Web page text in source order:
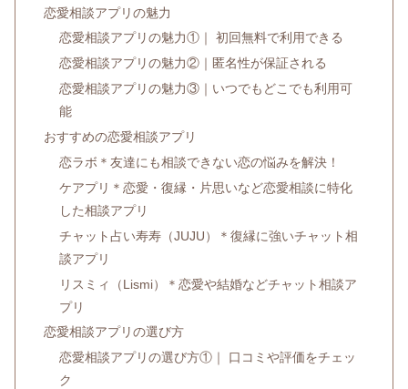
恋愛相談アプリの魅力
恋愛相談アプリの魅力①｜ 初回無料で利用できる
恋愛相談アプリの魅力②｜匿名性が保証される
恋愛相談アプリの魅力③｜いつでもどこでも利用可
能
おすすめの恋愛相談アプリ
恋ラボ＊友達にも相談できない恋の悩みを解決！
ケアプリ＊恋愛・復縁・片思いなど恋愛相談に特化
した相談アプリ
チャット占い寿寿（JUJU）＊復縁に強いチャット相
談アプリ
リスミィ（Lismi）＊恋愛や結婚などチャット相談ア
プリ
恋愛相談アプリの選び方
恋愛相談アプリの選び方①｜ 口コミや評価をチェッ
ク